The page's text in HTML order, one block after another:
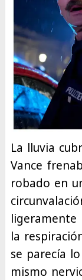
La lluvia
Vance
robado en
ligeramente
la
se parecía
mismo